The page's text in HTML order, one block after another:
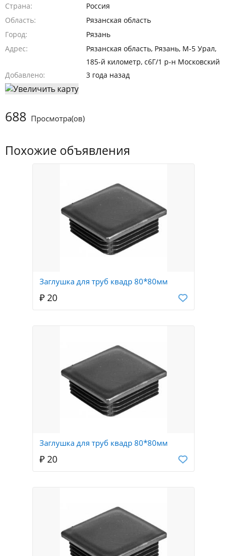
Похожие объявления
Заглушка для труб квадр 80*80мм
₽ 20
Заглушка для труб квадр 80*80мм
₽ 20
Страна
Россия
Область
Рязанская область
Город
Рязань
Адрес
Рязанская область, Рязань, М-5 Урал,
185-й километр, с6Г/1 р-н Московский
Добавлено
3 года назад
688 Просмотра(ов)